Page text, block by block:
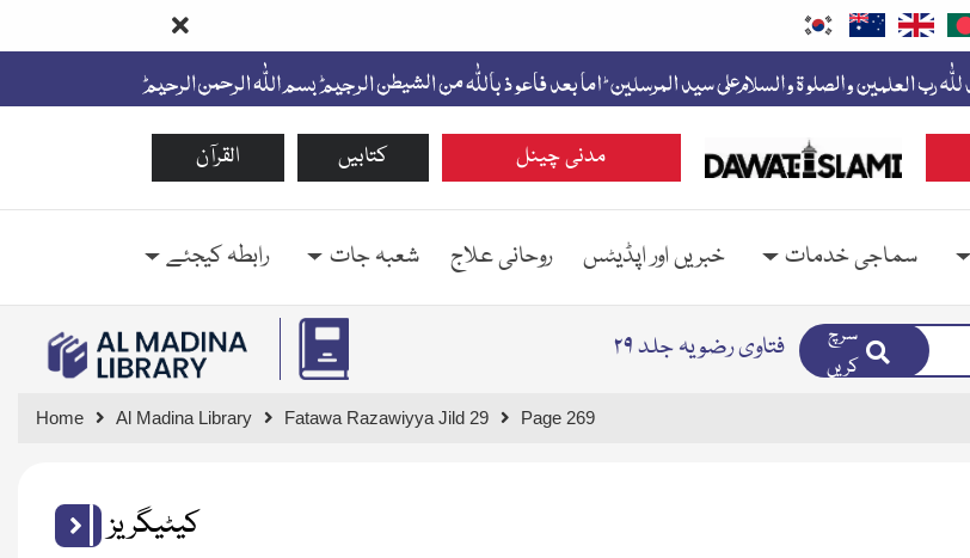
القرآن کتابیں مدنی چینل
سماجی خدمات خبریں اور اپڈیٹس روحانی علاج شعبہ جات رابطہ کیجئے
فتاوی رضویہ جلد ۲۹
سرچ
کریں
Home Al Madina Library Fatawa Razawiyya Jild 29 Page 269
کیٹیگریز